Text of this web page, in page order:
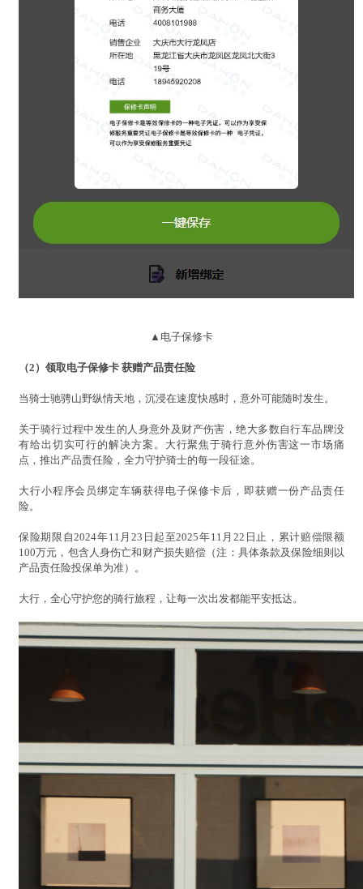
▲电子保修卡
（2）领取电子保修卡 获赠产品责任险
当骑士驰骋山野纵情天地，沉浸在速度快感时，意外可能随时发生。
关于骑行过程中发生的人身意外及财产伤害，绝大多数自行车品牌没
有给出切实可行的解决方案。大行聚焦于骑行意外伤害这一市场痛
点，推出产品责任险，全力守护骑士的每一段征途。
大行小程序会员绑定车辆获得电子保修卡后，即获赠一份产品责任
险。
保险期限自2024年11月23日起至2025年11月22日止，累计赔偿限额
100万元，包含人身伤亡和财产损失赔偿（注：具体条款及保险细则以
产品责任险投保单为准）。
大行，全心守护您的骑行旅程，让每一次出发都能平安抵达。